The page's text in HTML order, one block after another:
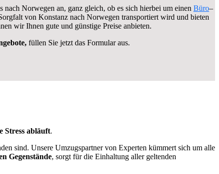
Norwegen an, ganz gleich, ob es sich hierbei um einen Büro–
von Konstanz nach Norwegen transportiert wird und bieten
wir Ihnen gute und günstige Preise anbieten.
füllen Sie jetzt das Formular aus.
Stress abläuft.
sind. Unsere Umzugspartner von Experten kümmert sich um alle
Gegenstände, sorgt für die Einhaltung aller geltenden